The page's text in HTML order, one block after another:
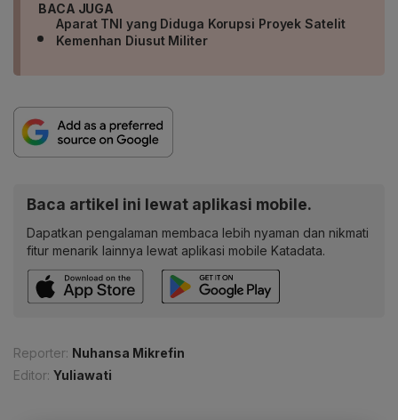
BACA JUGA
Aparat TNI yang Diduga Korupsi Proyek Satelit
Kemenhan Diusut Militer
Baca artikel ini lewat aplikasi mobile.
Dapatkan pengalaman membaca lebih nyaman dan nikmati
fitur menarik lainnya lewat aplikasi mobile Katadata.
Reporter: Nuhansa Mikrefin
Editor: Yuliawati